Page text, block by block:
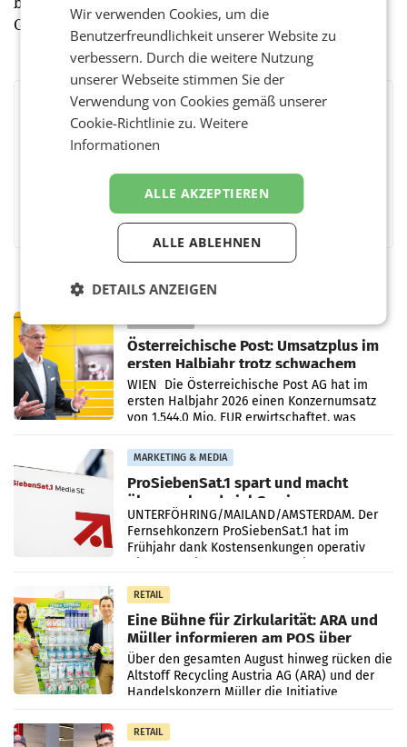
Goisern.
BEWERTEN SIE DIESEN ARTIKEL
MessengerWhatsAppLinkedInXING Teilen
Österreichische Post: Umsatzplus im
ersten Halbjahr trotz schwachem
Briefgeschäft
WIEN Die Österreichische Post AG hat im
ersten Halbjahr 2026 einen Konzernumsatz
von 1.544,0 Mio. EUR erwirtschaftet, was
einem Plus von 3,8 Prozent gegenüber dem
Vergleichszeitraum
MARKETING & MEDIA
ProSiebenSat.1 spart und macht
überraschend viel Gewinn
UNTERFÖHRING/MAILAND/AMSTERDAM. Der
Fernsehkonzern ProSiebenSat.1 hat im
Frühjahr dank Kostensenkungen operativ
RETAIL
Eine Bühne für Zirkularität: ARA und
Müller informieren am POS über
Kreislauffähigkeit
Über den gesamten August hinweg rücken die
Altstoff Recycling Austria AG (ARA) und der
Handelskonzern Müller die Initiative
„Kreislauf-Helden“ in allen österreichischen
Müller-Filialen
RETAIL
Wir verwenden Cookies, um die
Benutzerfreundlichkeit unserer Website zu
verbessern. Durch die weitere Nutzung
unserer Webseite stimmen Sie der
Verwendung von Cookies gemäß unserer
Cookie-Richtlinie zu.Weitere
Informationen
ALLE AKZEPTIEREN
ALLE ABLEHNEN
DETAILS ANZEIGEN